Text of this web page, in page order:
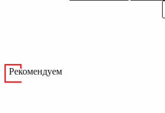
Рекомендуем